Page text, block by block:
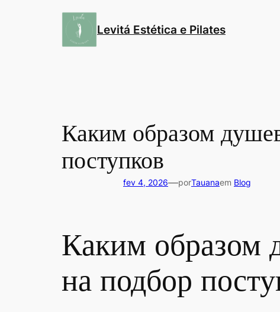
Levitá Estética e Pilates
Каким образом
поступков
fev 4, 2026—porTauanaem Blog
Каким образом
на подбор